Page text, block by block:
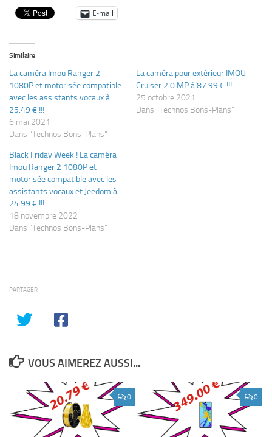
E-mail
Similaire
La caméra Imou Ranger 2
1080P et motorisée compatible
avec les assistants vocaux à
25.49 € !!!
6 mai 2021
Dans "Technos Bons-Plans"
La caméra pour extérieur IMOU
Cruiser 2.0 MP à 87.99 € !!!
25 octobre 2021
Dans "Technos Bons-Plans"
Black Friday Week ! La caméra
Imou Ranger 2 1080P et
motorisée compatible avec les
assistants vocaux et Jeedom à
24.99 € !!!
18 novembre 2022
Dans "Technos Bons-Plans"
PARTAGER
VOUS AIMEREZ AUSSI...
0 0